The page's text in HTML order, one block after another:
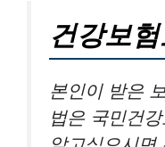
건강보
본인이 받은
법은 국민건